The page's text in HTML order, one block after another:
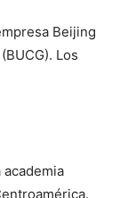
Beijing
Los